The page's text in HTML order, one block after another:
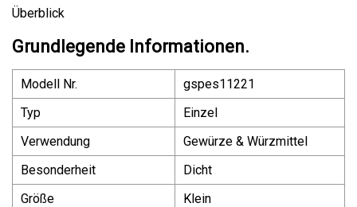
Überblick
Grundlegende Informationen.
Modell Nr.
gspes11221
Typ
Einzel
Verwendung
Gewürze & Würzmittel
Besonderheit
Dicht
Größe
Klein